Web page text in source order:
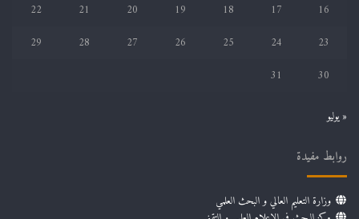
16
17
18
19
20
21
22
23
24
25
26
27
28
29
30
31
« يوليو
روابط مفيدة
وزارة التعليم العالي و البحث العلمي